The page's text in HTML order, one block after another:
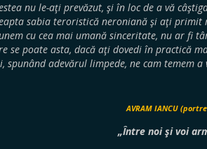
nu le-aţi prevăzut, şi în loc de a vă
sabia teroristică neroniană şi aţi primit
cu cea mai umană sinceritate, nu ar fi
se poate asta, dacă aţi dovedi în practică
spunând adevărul limpede, ne cam temem a
AVRAM IANCU
„Între noi şi voi